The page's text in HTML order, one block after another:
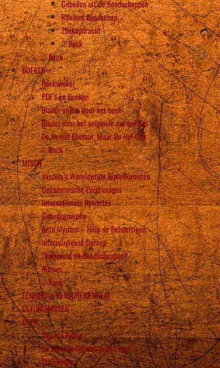
Gebeden uit de Boodschappen
Random Boodschap
Zoekopdracht
Back
Back
BOEKEN
Boekwinkel
PDF’s en Boeken
Blader online door het boek
Blader door het originele manuscript
De Hemel Bestaat, Maar De Hel Ook
Back
MISSIE
Vassula’s Wereldwijde Bijeenkomsten
Oecumenische Pelgrimages
Internationale Retraites
Gebedsgroepen
Beth Myriam – Help de Behoeftigen
Interreligieuze Oproep
“Verspreid de Boodschappen”!
Nieuws
Back
EENHEID in VERSCHEIDENHEID
GETUIGENISSEN
OVER
Vassula Rydén
De toenadering van mijn Engel
TLIG Radio